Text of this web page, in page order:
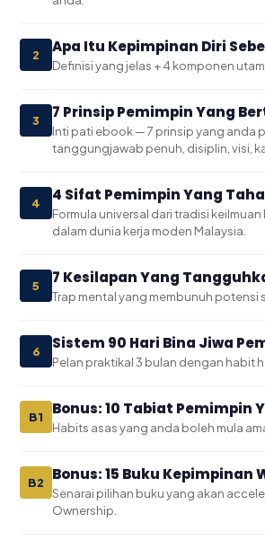
2 Apa Itu Kepimpinan Diri
Definisi yang jelas + 4 komponen
3 7 Prinsip Pemimpin Yang
Inti pati ebook — 7 prinsip yang anda
tanggungjawab penuh, disiplin, visi,
4 4 Sifat Pemimpin Yang
Formula universal dari tradisi
dalam dunia kerja moden Malaysia.
5 7 Kesilapan Yang
Trap mental yang membunuh potensi
6 Sistem 90 Hari Bina Jiwa
Pelan praktikal 3 bulan dengan habit
B1 Bonus: 10 Tabiat Pemimpin
Habits asas yang anda boleh mula
B2 Bonus: 15 Buku Kepimpinan
Senarai pilihan buku yang akan
Ownership.